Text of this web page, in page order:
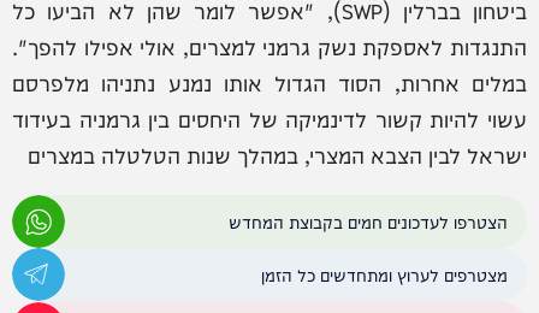
ביטחון בברלין (SWP), "אפשר לומר שהן לא הביעו כל
התנגדות לאספקת נשק גרמני למצרים, אולי אפילו להפך".
במלים אחרות, הסוד הגדול אותו נמנע נתניהו מלפרסם
עשוי להיות קשור לדינמיקה של היחסים בין גרמניה בעידוד
ישראל לבין הצבא המצרי, במהלך שנות הטלטלה במצרים
הצטרפו לעדכונים חמים בקבוצת המחדש
מצטרפים לערוץ ומתחדשים כל הזמן